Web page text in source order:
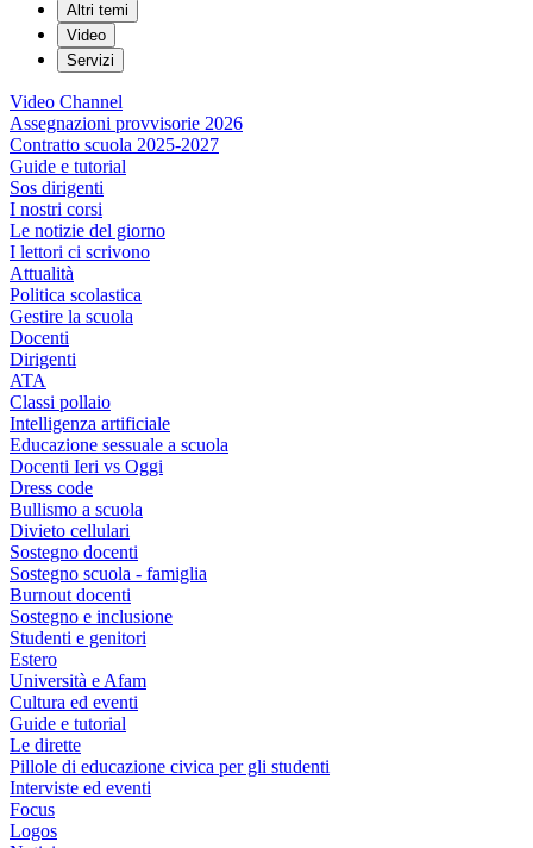
Altri temi
Video
Servizi
Video Channel
Assegnazioni provvisorie 2026
Contratto scuola 2025-2027
Guide e tutorial
Sos dirigenti
I nostri corsi
Le notizie del giorno
I lettori ci scrivono
Attualità
Politica scolastica
Gestire la scuola
Docenti
Dirigenti
ATA
Classi pollaio
Intelligenza artificiale
Educazione sessuale a scuola
Docenti Ieri vs Oggi
Dress code
Bullismo a scuola
Divieto cellulari
Sostegno docenti
Sostegno scuola - famiglia
Burnout docenti
Sostegno e inclusione
Studenti e genitori
Estero
Università e Afam
Cultura ed eventi
Guide e tutorial
Le dirette
Pillole di educazione civica per gli studenti
Interviste ed eventi
Focus
Logos